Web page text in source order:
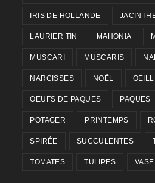
IRIS DE HOLLANDE
LAURIER TIN MAHONIA
MUSCARI MUSCARIS
NARCISSES NOÊL
OEUFS DE PAQUES PAQUES
POTAGER PRINTEMPS
SPIRÉE SUCCULENTES
TOMATES TULIPES VASE